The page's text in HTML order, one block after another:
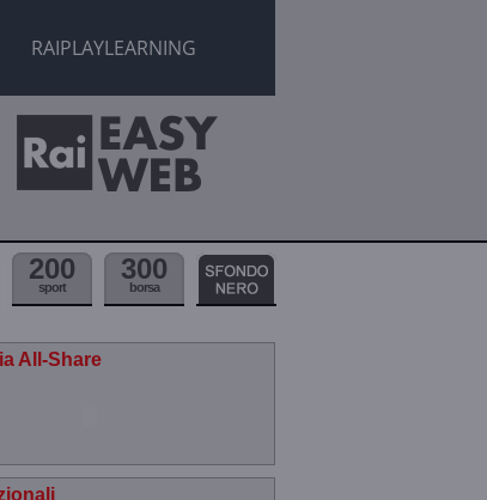
RAIPLAYLEARNING
200
sport
300
borsa
All-Share